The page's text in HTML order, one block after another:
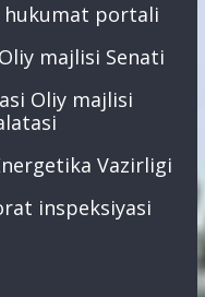
hukumat portali
majlisi Senati
Oliy majlisi
Vazirligi
inspeksiyasi